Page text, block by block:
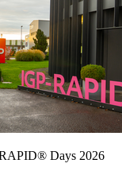
Days 2026